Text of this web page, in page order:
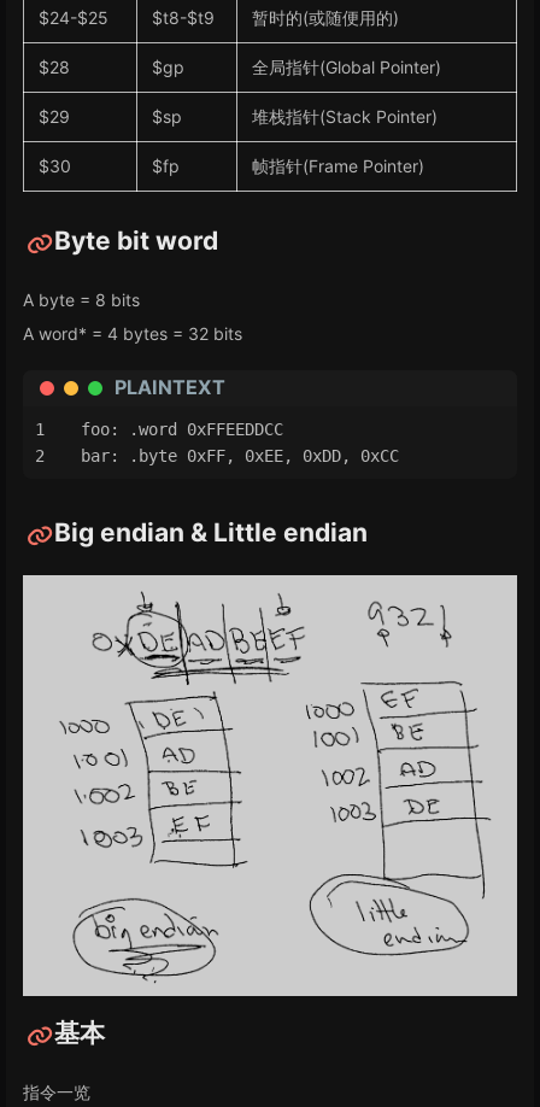
$24-$25 $t8-$t9 暂时的(或随便用的)
$28 $gp 全局指针(Global Pointer)
$29 $sp 堆栈指针(Stack Pointer)
$30 $fp 帧指针(Frame Pointer)
Byte bit word
A byte = 8 bits
A word* = 4 bytes = 32 bits
PLAINTEXT
foo: .word 0xFFEEDDCC
bar: .byte 0xFF, 0xEE, 0xDD, 0xCC
Big endian & Little endian
基本
指令一览